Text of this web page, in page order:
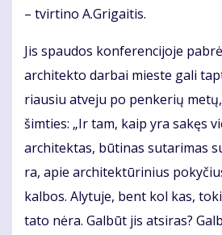
– tvir­ti­no A.Gri­gai­tis.
Jis spau­dos kon­fe­ren­ci­jo­je
ar­chi­tek­to dar­bai mies­te ga­li
riau­siu at­ve­ju po pen­ke­rių
šim­ties: „Ir tam, kaip yra sa­kęs
ar­chi­tek­tas, bū­ti­nas su­ta­ri­mas
ra, apie ar­chi­tek­tū­ri­nius
kal­bos. Aly­tu­je, bent kol kas,
tato nėra. Gal­būt jis at­si­ras?